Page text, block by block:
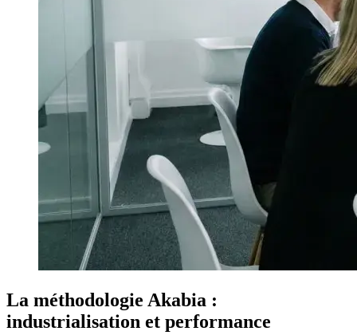
La méthodologie Akabia :
industrialisation et performance